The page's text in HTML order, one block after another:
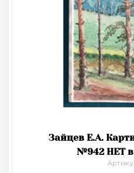
Зайцев Е.А.
№942 НЕТ